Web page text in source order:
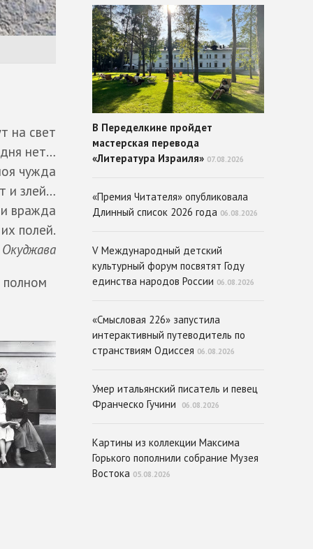
на свет
нет…
чужда
и злей…
и вражда
полей.
полном
В Переделкине пройдет
мастерская перевода
«Литература Израиля» 07.08.2026
«Премия Читателя» опубликовала
Длинный список 2026 года 06.08.2026
V Международный детский
культурный форум посвятят Году
единства народов России 06.08.2026
«Смысловая 226» запустила
интерактивный путеводитель по
странствиям Одиссея 06.08.2026
Умер итальянский писатель и певец
Франческо Гучини
06.08.2026
Картины из коллекции Максима
Горького пополнили собрание Музея
Востока 05.08.2026